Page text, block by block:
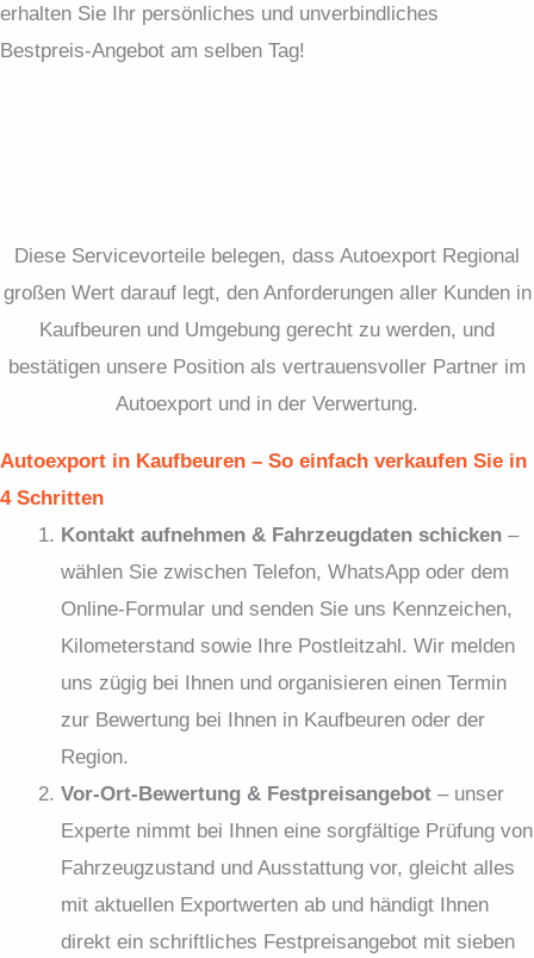
erhalten Sie Ihr persönliches und unverbindliches
Bestpreis-Angebot am selben Tag!
Diese Servicevorteile belegen, dass Autoexport Regional
großen Wert darauf legt, den Anforderungen aller Kunden in
Kaufbeuren und Umgebung gerecht zu werden, und
bestätigen unsere Position als vertrauensvoller Partner im
Autoexport und in der Verwertung.
Autoexport in Kaufbeuren – So einfach verkaufen Sie in
4 Schritten
Kontakt aufnehmen & Fahrzeugdaten schicken –
wählen Sie zwischen Telefon, WhatsApp oder dem
Online-Formular und senden Sie uns Kennzeichen,
Kilometerstand sowie Ihre Postleitzahl. Wir melden
uns zügig bei Ihnen und organisieren einen Termin
zur Bewertung bei Ihnen in Kaufbeuren oder der
Region.
Vor-Ort-Bewertung & Festpreisangebot – unser
Experte nimmt bei Ihnen eine sorgfältige Prüfung von
Fahrzeugzustand und Ausstattung vor, gleicht alles
mit aktuellen Exportwerten ab und händigt Ihnen
direkt ein schriftliches Festpreisangebot mit sieben